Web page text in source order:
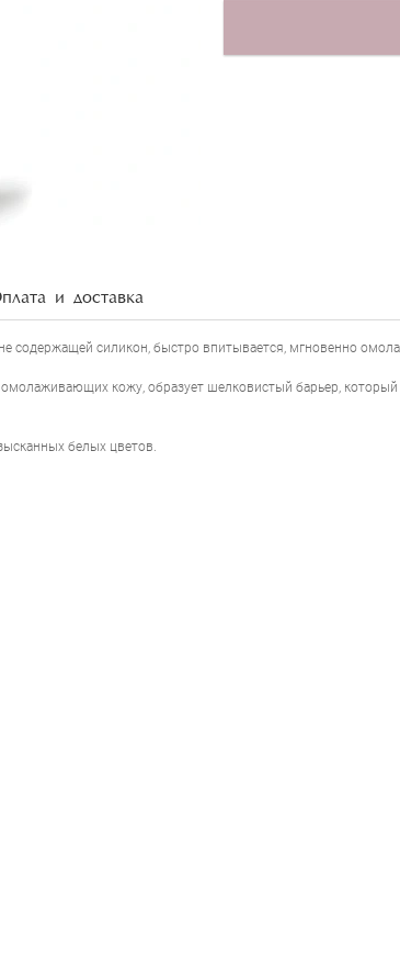
и доставка
содержащей силикон, быстро впитывается, мгновенно
кожу, образует шелковистый барьер,
белых цветов.